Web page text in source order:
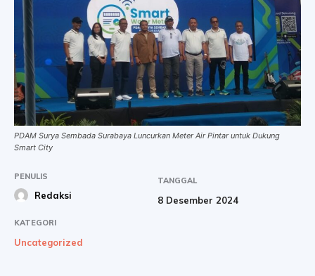
PDAM Surya Sembada Surabaya Luncurkan Meter Air Pintar untuk Dukung
Smart City
PENULIS
Redaksi
TANGGAL
8 Desember 2024
KATEGORI
Uncategorized